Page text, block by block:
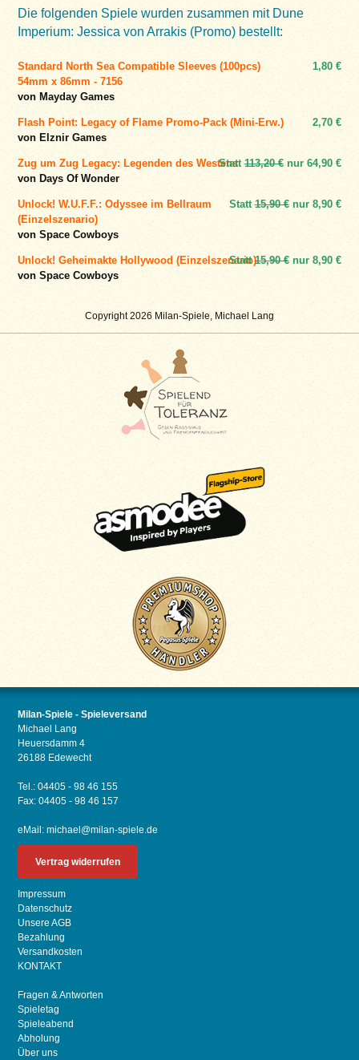
Copyright 2026 Milan-Spiele, Michael Lang
Die folgenden Spiele wurden zusammen mit Dune
Imperium: Jessica von Arrakis (Promo) bestellt:
Standard North Sea Compatible Sleeves (100pcs)
54mm x 86mm - 7156
von Mayday Games
1,80 €
Flash Point: Legacy of Flame Promo-Pack (Mini-Erw.)
von Elznir Games
2,70 €
Zug um Zug Legacy: Legenden des Westens
von Days Of Wonder
Statt113,20 €nur 64,90 €
Unlock! W.U.F.F.: Odyssee im Bellraum
(Einzelszenario)
von Space Cowboys
Statt15,90 €nur 8,90 €
Unlock! Geheimakte Hollywood (Einzelszenario)
von Space Cowboys
Statt15,90 €nur 8,90 €
Milan-Spiele - Spieleversand
Michael Lang
Heuersdamm 4
26188 Edewecht
Tel.: 04405 - 98 46 155
Fax: 04405 - 98 46 157
eMail:michael@milan-spiele.de
Vertrag widerrufen
Impressum
Datenschutz
Unsere AGB
Bezahlung
Versandkosten
KONTAKT
Fragen & Antworten
Spieletag
Spieleabend
Abholung
Über uns